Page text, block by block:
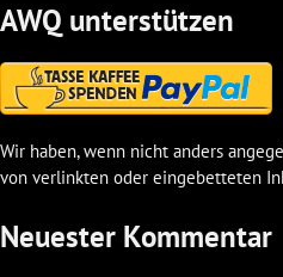
AWQ unterstützen
Wir haben, wenn nicht anders
von verlinkten oder eingebetteten
Neuester Kommentar